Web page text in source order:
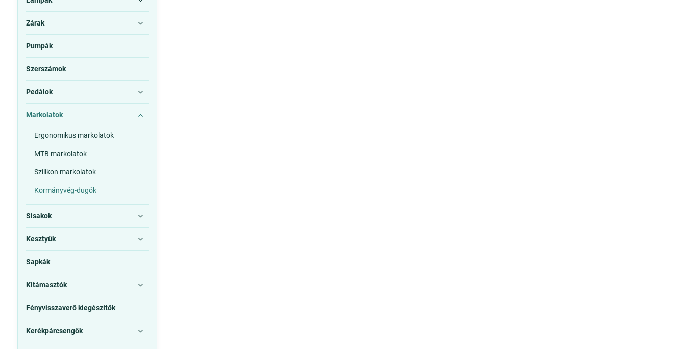
Zárak
Pumpák
Szerszámok
Pedálok
Markolatok
Ergonomikus markolatok
MTB markolatok
Szilikon markolatok
Kormányvég-dugók
Sisakok
Kesztyűk
Sapkák
Kitámasztók
Fényvisszaverő kiegészítők
Kerékpárcsengők